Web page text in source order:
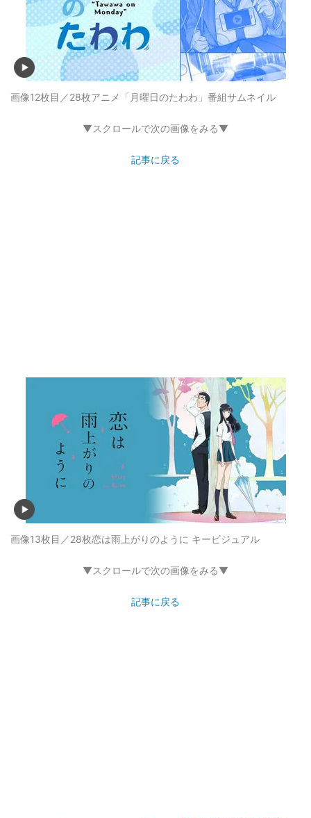
画像12枚目／28枚アニメ「月曜日のたわわ」番組サムネイル
▼スクロールで次の画像をみる▼
記事に戻る
画像13枚目／28枚恋は雨上がりのように キービジュアル
▼スクロールで次の画像をみる▼
記事に戻る